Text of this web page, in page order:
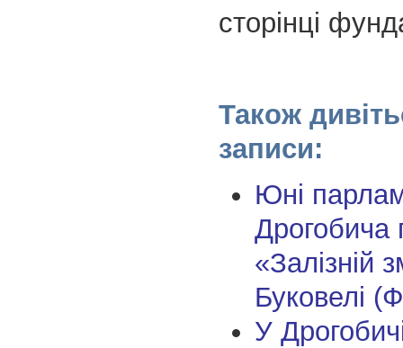
сторінці
Також
записи:
Юні
Дрогобича
«Залізній
Буковелі
У